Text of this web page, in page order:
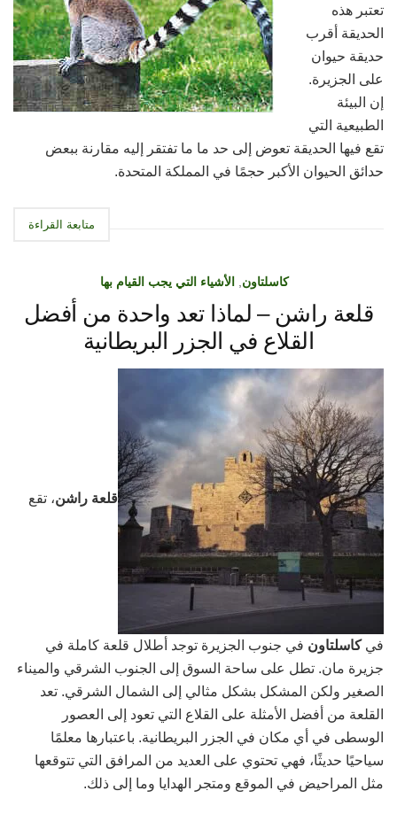
تعتبر هذه
الحديقة أقرب
حديقة حيوان
على الجزيرة.
إن البيئة
الطبيعية التي
تقع فيها الحديقة تعوض إلى حد ما ما تفتقر إليه مقارنة ببعض
حدائق الحيوان الأكبر حجمًا في المملكة المتحدة.
متابعة القراءة
كاسلتاون الأشياء التي يجب القيام بها
قلعة راشن – لماذا تعد واحدة من أفضل
القلاع في الجزر البريطانية
قلعة راشن، تقع
فيكاسلتاون في جنوب الجزيرة توجد أطلال قلعة كاملة في
جزيرة مان. تطل على ساحة السوق إلى الجنوب الشرقي والميناء
الصغير ولكن المشكل بشكل مثالي إلى الشمال الشرقي. تعد
القلعة من أفضل الأمثلة على القلاع التي تعود إلى العصور
الوسطى في أي مكان في الجزر البريطانية. باعتبارها معلمًا
سياحيًا حديثًا، فهي تحتوي على العديد من المرافق التي تتوقعها
مثل المراحيض في الموقع ومتجر الهدايا وما إلى ذلك.